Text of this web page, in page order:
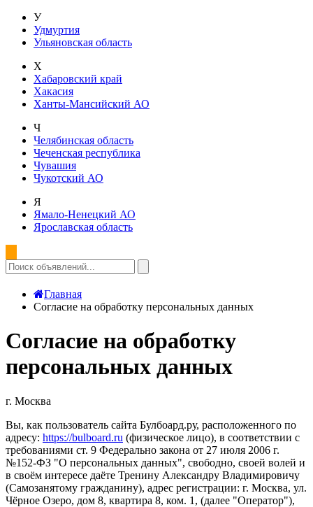
У
Удмуртия
Ульяновская область
Х
Хабаровский край
Хакасия
Ханты-Мансийский АО
Ч
Челябинская область
Чеченская республика
Чувашия
Чукотский АО
Я
Ямало-Ненецкий АО
Ярославская область
Главная
Согласие на обработку персональных данных
Согласие на обработку
персональных данных
г. Москва
Вы, как пользователь сайта Булбоард.ру, расположенного по
адресу: https://bulboard.ru (физическое лицо), в соответствии с
требованиями ст. 9 Федерально закона от 27 июля 2006 г.
№152-ФЗ "О персональных данных", свободно, своей волей и
в своём интересе даёте Тренину Александру Владимировичу
(Самозанятому гражданину), адрес регистрации: г. Москва, ул.
Чёрное Озеро, дом 8, квартира 8, ком. 1, (далее "Оператор"),